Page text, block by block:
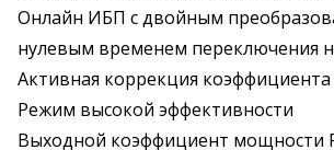
Онлайн ИБП с двойным
нулевым временем переключения
Активная коррекция
Режим высокой эффективности
Выходной коэффициент мощности